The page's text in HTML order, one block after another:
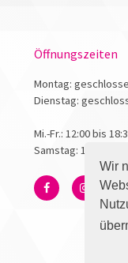
Wir
Öffnungszeiten
Montag:
Dienstag:
Mi.-Fr.: 12:00 bis
Samstag: 10:00 bis